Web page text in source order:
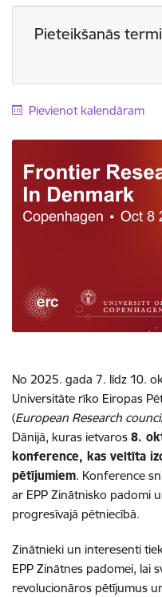
Pieteikšanās
Pievienot kalendāram
No 2025. gada 7. līdz 10.
Universitāte rīko Eiropas
(European Research council
Dānijā, kuras ietvaros 8.
konference, kas veltīta
pētījumiem. Konference
ar EPP Zinātnisko padomi
progresīvajā pētniecībā.
Zinātnieki un interesenti
EPP Zinātnes padomei, lai
revolucionāros pētījumus